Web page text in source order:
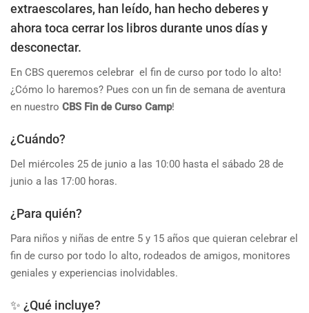
extraescolares, han leído, han hecho deberes y
ahora toca cerrar los libros durante unos días y
desconectar.
En CBS queremos celebrar el fin de curso por todo lo alto!
¿Cómo lo haremos? Pues con un fin de semana de aventura
en nuestro CBS Fin de Curso Camp!
¿Cuándo?
Del miércoles 25 de junio a las 10:00 hasta el sábado 28 de
junio a las 17:00 horas.
¿Para quién?
Para niños y niñas de entre 5 y 15 años que quieran celebrar el
fin de curso por todo lo alto, rodeados de amigos, monitores
geniales y experiencias inolvidables.
✨ ¿Qué incluye?